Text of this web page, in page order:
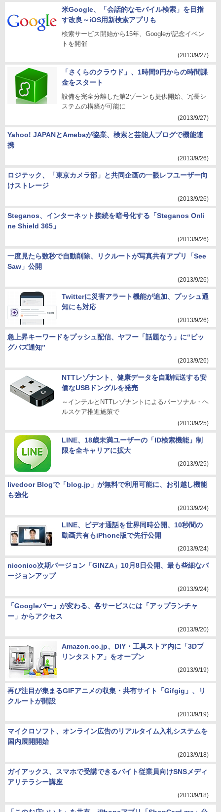
米Google、「会話的なモバイル検索」を目指
す改良～iOS用新検索アプリも
検索サービス開始から15年、Googleが記念イベン
トを開催
(2013/9/27)
「さくらのクラウド」、1時間9円からの時間課
金をスタート
設備を完全分離した第2ゾーンも提供開始、冗長シ
ステムの構築が可能に
(2013/9/27)
Yahoo! JAPANとAmebaが協業、検索と芸能人ブログで機能連
携
(2013/9/26)
ロジテック、「東京カメラ部」と共同企画の一眼レフユーザー向
けストレージ
(2013/9/26)
Steganos、インターネット接続を暗号化する「Steganos Onli
ne Shield 365」
(2013/9/26)
一度見たら数秒で自動削除、リクルートが写真共有アプリ「See
Saw」公開
(2013/9/26)
Twitterに災害アラート機能が追加、プッシュ通
知にも対応
(2013/9/26)
急上昇キーワードをプッシュ配信、ヤフー「話題なう」に“ビッ
グバズ通知”
(2013/9/26)
NTTレゾナント、健康データを自動転送する安
価なUSBドングルを発売
～インテルとNTTレゾナントによるパーソナル・ヘ
ルスケア推進施策で
(2013/9/25)
LINE、18歳未満ユーザーの「ID検索機能」制
限を全キャリアに拡大
(2013/9/25)
livedoor Blogで「blog.jp」が無料で利用可能に、お引越し機能
も強化
(2013/9/24)
LINE、ビデオ通話を世界同時公開、10秒間の
動画共有もiPhone版で先行公開
(2013/9/24)
niconico次期バージョン「GINZA」10月8日公開、最も些細なバ
ージョンアップ
(2013/9/24)
「Googleバー」が変わる、各サービスには「アップランチャ
ー」からアクセス
(2013/9/20)
Amazon.co.jp、DIY・工具ストア内に「3Dプ
リンタストア」をオープン
(2013/9/19)
再び注目が集まるGIFアニメの収集・共有サイト「Gifgig」、リ
クルートが開設
(2013/9/19)
マイクロソフト、オンライン広告のリアルタイム入札システムを
国内展開開始
(2013/9/18)
ガイアックス、スマホで受講できるバイト従業員向けSNSメディ
アリテラシー講座
(2013/9/18)